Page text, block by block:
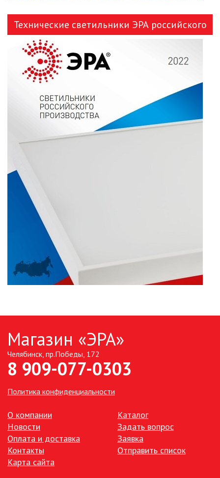
ОПЛАТА И ДОСТАВКА
КОНТАКТЫ
Технические светильники ЭРА российского
Магазин «ЭРА»
Челябинск, пр.Победы, 172
8 909-077-0303
Политика конфиденциальности
О компании
Новости
Оплата и доставка
Контакты
Карта сайта
Каталог
Задать вопрос
Заявка
Отправить список